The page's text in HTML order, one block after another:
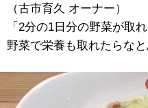
（古市育久 オーナー）
「2分の1日分の野菜が取
野菜で栄養も取れたらなと